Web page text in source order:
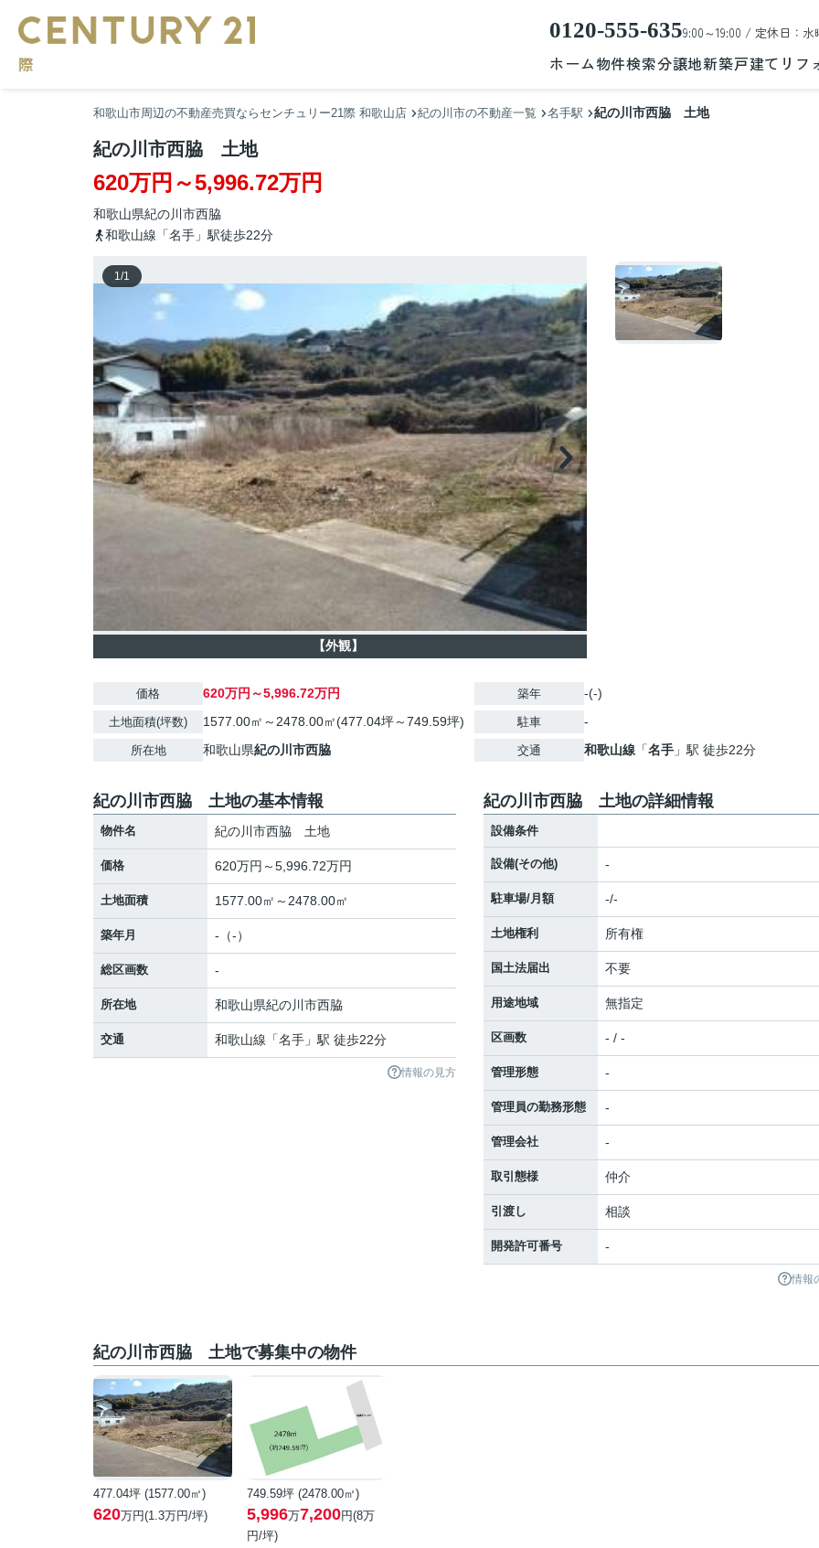
0120-555-6359:00～19:00 / 定休日：水
ホーム物件検索分譲地新築戸建て リフ
和歌山市周辺の不動産売買ならセンチュリー21際 和歌山店 紀の川市の不動産一覧 名手駅 紀の川市西脇 土地
紀の川市西脇 土地
620万円～5,996.72万円
和歌山県紀の川市西脇
和歌山線「名手」駅徒歩22分
1/1
【外観】
価格 620万円～5,996.72万円
土地面積(坪数) 1577.00㎡～2478.00㎡(477.04坪～749.59坪)
所在地 和歌山県紀の川市西脇
築年 -(-)
駐車 -
交通 和歌山線 「名手 」駅 徒歩22分
紀の川市西脇 土地の基本情報
物件名 紀の川市西脇 土地
価格 620万円～5,996.72万円
土地面積 1577.00㎡～2478.00㎡
築年月 -（-）
総区画数 -
所在地 和歌山県紀の川市西脇
交通 和歌山線 「名手 」駅 徒歩22分
情報の見方
紀の川市西脇 土地の詳細情報
設備条件
設備(その他) -
駐車場/月額 -/-
土地権利 所有権
国土法届出 不要
用途地域 無指定
区画数 - / -
管理形態 -
管理員の勤務形態 -
管理会社 -
取引態様 仲介
引渡し 相談
開発許可番号 -
情報
紀の川市西脇 土地で募集中の物件
477.04坪 (1577.00㎡)
620万円(1.3万円/坪)
749.59坪 (2478.00㎡)
5,996万7,200円(8万
円/坪)